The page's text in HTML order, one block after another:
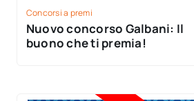
Concorsi a premi
Nuovo concorso Galbani: Il
buono che ti premia!